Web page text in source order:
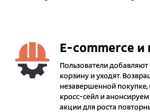
E-commerce
Пользователи
корзину и уходят.
незавершенной покупке,
кросс-сейл и
акции для роста